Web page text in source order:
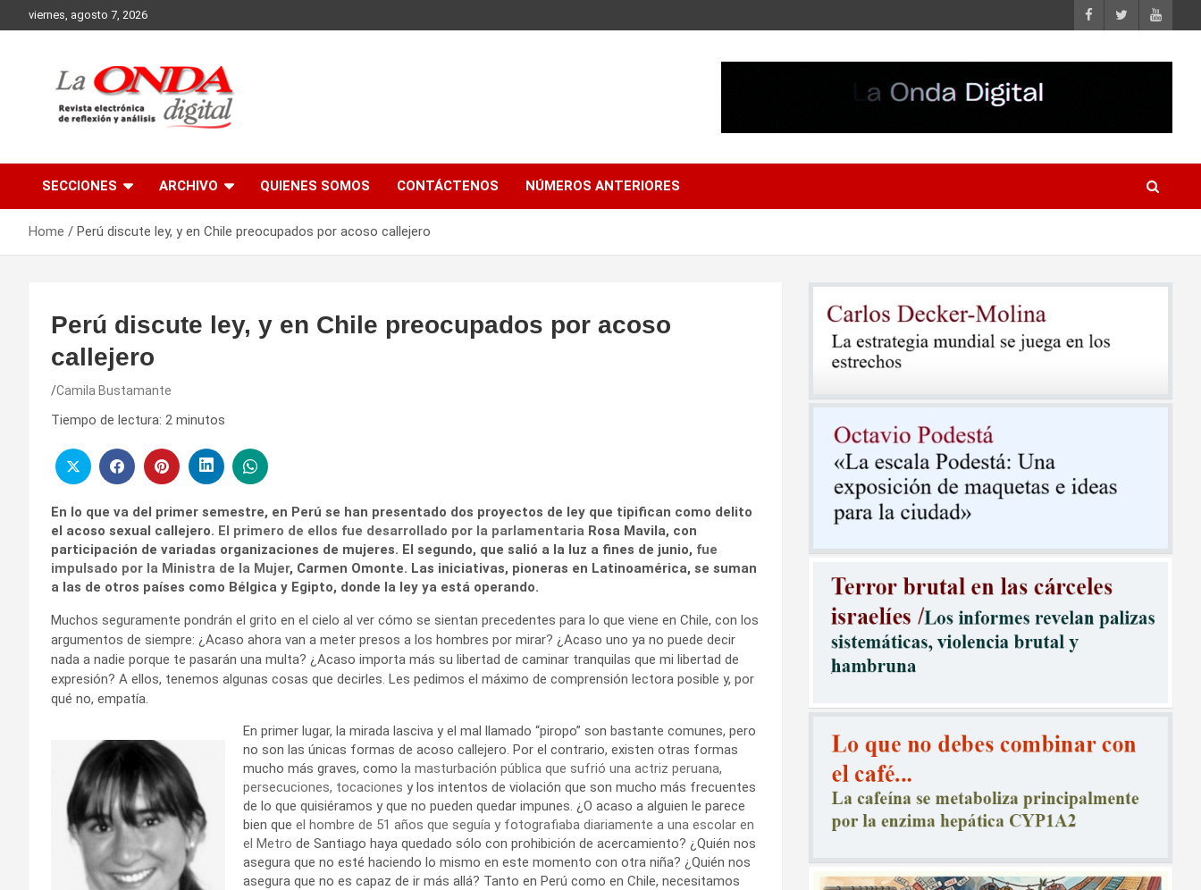
to
viernes, agosto 7, 2026
SECCIONES ARCHIVO QUIENES SOMOS CONTÁCTENOS NÚMEROS ANTERIORES
Home Perú discute ley, y en Chile preocupados por acoso callejero
Perú discute ley, y en Chile preocupados por acoso
callejero
Camila Bustamante
Tiempo de lectura: 2 minutos
En lo que va del primer semestre, en Perú se han presentado dos proyectos de ley que tipifican como delito
el acoso sexual callejero. El primero de ellos fue desarrollado por la parlamentaria Rosa Mavila, con
participación de variadas organizaciones de mujeres. El segundo, que salió a la luz a fines de junio, fue
impulsado por la Ministra de la Mujer, Carmen Omonte. Las iniciativas, pioneras en Latinoamérica, se suman
a las de otros países como Bélgica y Egipto, donde la ley ya está operando.
Muchos seguramente pondrán el grito en el cielo al ver cómo se sientan precedentes para lo que viene en Chile, con los
argumentos de siempre: ¿Acaso ahora van a meter presos a los hombres por mirar? ¿Acaso uno ya no puede decir
nada a nadie porque te pasarán una multa? ¿Acaso importa más su libertad de caminar tranquilas que mi libertad de
expresión? A ellos, tenemos algunas cosas que decirles. Les pedimos el máximo de comprensión lectora posible y, por
qué no, empatía.
En primer lugar, la mirada lasciva y el mal llamado “piropo” son bastante comunes, pero
no son las únicas formas de acoso callejero. Por el contrario, existen otras formas
mucho más graves, como la masturbación pública que sufrió una actriz peruana,
persecuciones, tocaciones y los intentos de violación que son mucho más frecuentes
de lo que quisiéramos y que no pueden quedar impunes. ¿O acaso a alguien le parece
bien que el hombre de 51 años que seguía y fotografiaba diariamente a una escolar en
el Metro de Santiago haya quedado sólo con prohibición de acercamiento? ¿Quién nos
asegura que no esté haciendo lo mismo en este momento con otra niña? ¿Quién nos
asegura que no es capaz de ir más allá? Tanto en Perú como en Chile, necesitamos